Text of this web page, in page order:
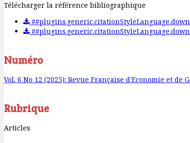
Télécharger la référence bibliographique
Numéro
Vol. 6 No 12 (2025): Revue Française d'Economie et de
Rubrique
Articles